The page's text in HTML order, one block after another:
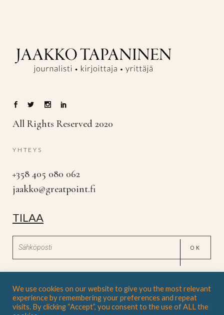
All Rights Reserved 2020
YHTEYS
+358 405 080 062
jaakko@greatpoint.fi
TILAA
We use cookies on our website to give you the most relevant
experience by remembering your preferences and repeat
visits. By clicking “Accept”, you consent to the use of ALL the